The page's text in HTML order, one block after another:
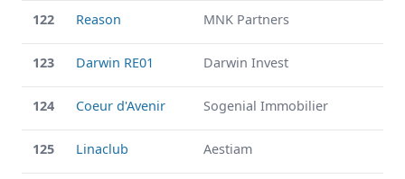
122 Reason MNK Partners
123 Darwin RE01 Darwin Invest
124 Coeur d'Avenir Sogenial Immobilier
125 Linaclub Aestiam